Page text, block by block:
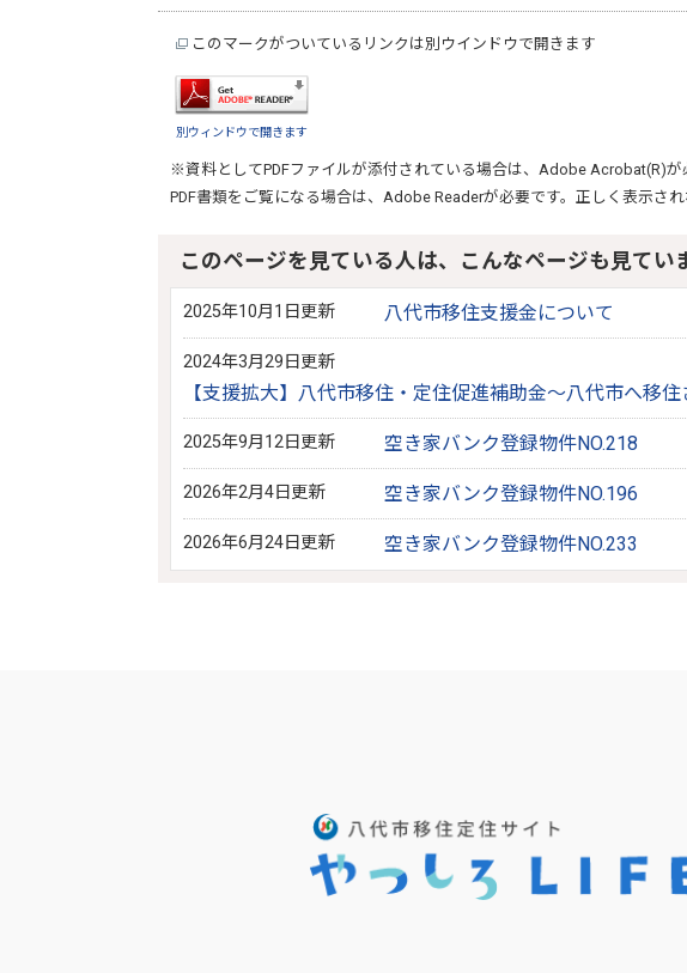
このマークがついているリンクは別ウインドウで開きます
別ウィンドウで開きます
※資料としてPDFファイルが添付されている場合は、 Adobe Acrobat(R)が
PDF書類をご覧になる場合は、 Adobe Readerが必要です。正しく表示さ
このページを見ている人は、こんなページも見てい
2025年10月1日更新 八代市移住支援金について
2024年3月29日更新
【支援拡大】八代市移住・定住促進補助金～八代市へ移
2025年9月12日更新 空き家バンク登録物件NO.218
2026年2月4日更新 空き家バンク登録物件NO.196
2026年6月24日更新 空き家バンク登録物件NO.233